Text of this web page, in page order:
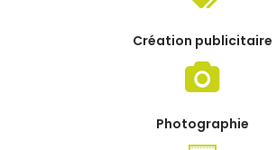
Création publicitaire
Photographie